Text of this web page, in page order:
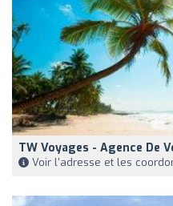
TW Voyages - Agence De
Voir l'adresse et les